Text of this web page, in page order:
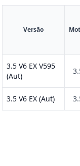
Versão
3.5 V6 EX V595
(Aut)
3.5 V6 EX (Aut)